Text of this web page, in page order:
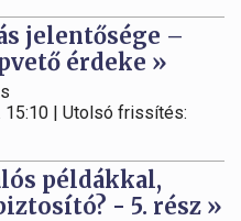
jelentősége –
érdeke »
15:10 | Utolsó frissítés:
példákkal,
- 5. rész »